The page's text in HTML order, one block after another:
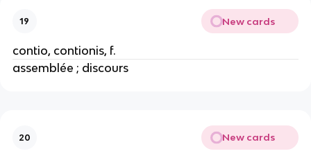
19 New cards
contio, contionis, f.
assemblée ; discours
20 New cards